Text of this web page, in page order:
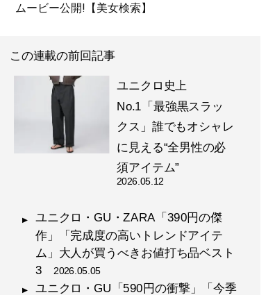
ムービー公開!【美女検索】
この連載の前回記事
ユニクロ史上
No.1「最強黒スラッ
クス」誰でもオシャレ
に見える“全男性の必
須アイテム”
2026.05.12
ユニクロ・GU・ZARA「390円の傑
作」「完成度の高いトレンドアイテ
ム」大人が買うべきお値打ち品ベスト
3 2026.05.05
ユニクロ・GU「590円の衝撃」「今季